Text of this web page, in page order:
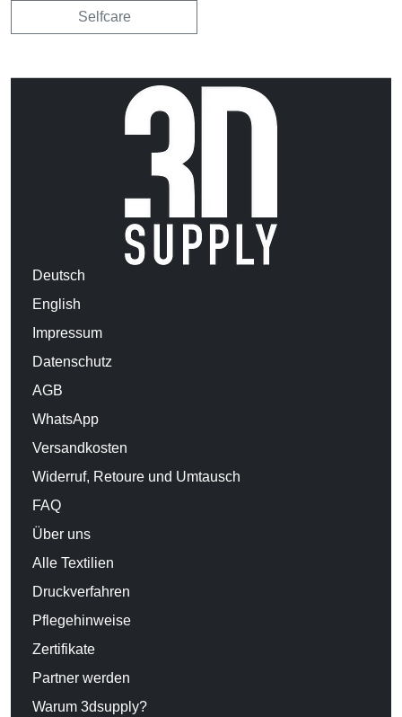
Selfcare
Deutsch
English
Impressum
Datenschutz
AGB
WhatsApp
Versandkosten
Widerruf, Retoure und Umtausch
FAQ
Über uns
Alle Textilien
Druckverfahren
Pflegehinweise
Zertifikate
Partner werden
Warum 3dsupply?